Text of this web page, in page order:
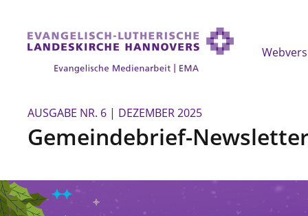
AUSGABE NR. 6 | DEZEMBER 2025
Gemeindebrief-